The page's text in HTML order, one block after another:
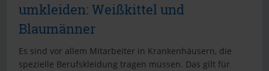
umkleiden: Weißkittel und
Blaumänner
Es sind vor allem Mitarbeiter in Krankenhäusern, die
spezielle Berufskleidung tragen müssen. Das gilt für